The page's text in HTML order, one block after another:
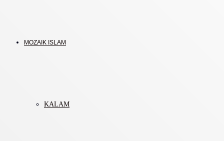
MOZAIK ISLAM
KALAM